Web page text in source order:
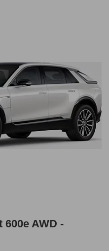
600e AWD -